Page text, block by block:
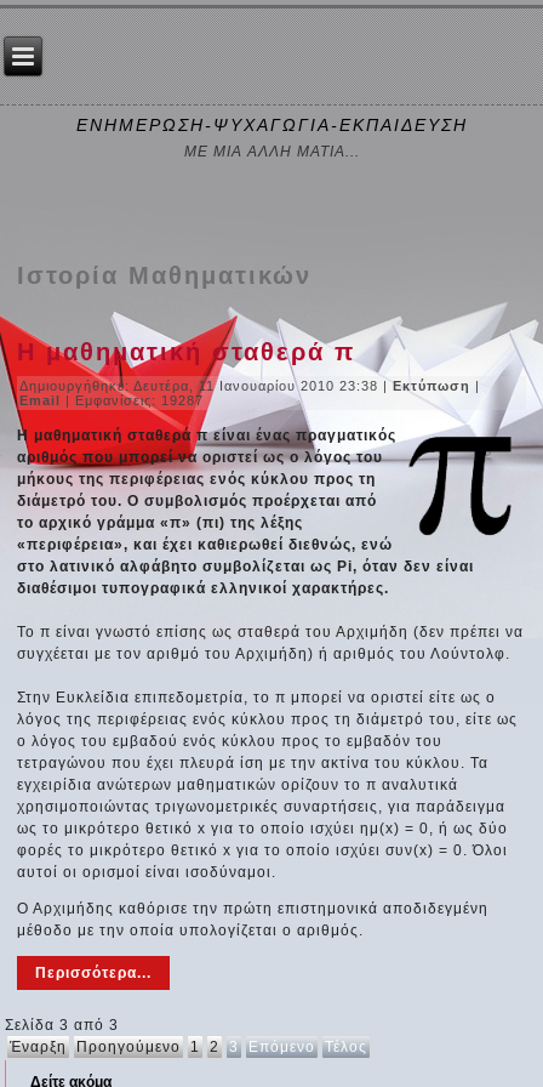
ΕΝΗΜΕΡΩΣΗ-ΨΥΧΑΓΩΓΙΑ-ΕΚΠΑΙΔΕΥΣΗ
ΜΕ ΜΙΑ ΑΛΛΗ ΜΑΤΙΑ...
Ιστορία Μαθηματικών
Η μαθηματική σταθερά π
Δημιουργήθηκε: Δευτέρα, 11 Ιανουαρίου 2010 23:38 |Εκτύπωση |
Email | Εμφανίσεις: 19287
Η μαθηματική σταθερά π είναι ένας πραγματικός
αριθμός που μπορεί να οριστεί ως ο λόγος του
μήκους της περιφέρειας ενός κύκλου προς τη
διάμετρό του. Ο συμβολισμός προέρχεται από
το αρχικό γράμμα «π» (πι) της λέξης
«περιφέρεια», και έχει καθιερωθεί διεθνώς, ενώ
στο λατινικό αλφάβητο συμβολίζεται ως Pi, όταν δεν είναι
διαθέσιμοι τυπογραφικά ελληνικοί χαρακτήρες.
Το π είναι γνωστό επίσης ως σταθερά του Αρχιμήδη (δεν πρέπει να
συγχέεται με τον αριθμό του Αρχιμήδη) ή αριθμός του Λούντολφ.
Στην Ευκλείδια επιπεδομετρία, το π μπορεί να οριστεί είτε ως ο
λόγος της περιφέρειας ενός κύκλου προς τη διάμετρό του, είτε ως
ο λόγος του εμβαδού ενός κύκλου προς το εμβαδόν του
τετραγώνου που έχει πλευρά ίση με την ακτίνα του κύκλου. Τα
εγχειρίδια ανώτερων μαθηματικών ορίζουν το π αναλυτικά
χρησιμοποιώντας τριγωνομετρικές συναρτήσεις, για παράδειγμα
ως το μικρότερο θετικό x για το οποίο ισχύει ημ(x) = 0, ή ως δύο
φορές το μικρότερο θετικό x για το οποίο ισχύει συν(x) = 0. Όλοι
αυτοί οι ορισμοί είναι ισοδύναμοι.
Ο Αρχιμήδης καθόρισε την πρώτη επιστημονικά αποδιδεγμένη
μέθοδο με την οποία υπολογίζεται ο αριθμός.
Περισσότερα...
Σελίδα 3 από 3
Έναρξη Προηγούμενο 1 2 3 Επόμενο Τέλος
Δείτε ακόμα